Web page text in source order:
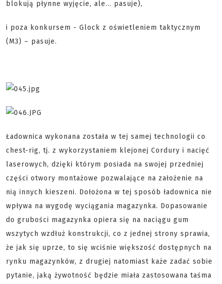
blokują płynne wyjęcie, ale… pasuje),
i poza konkursem - Glock z oświetleniem taktycznym
(M3) – pasuje.
Ładownica wykonana została w tej samej technologii co
chest-rig, tj. z wykorzystaniem klejonej Cordury i nacięć
laserowych, dzięki którym posiada na swojej przedniej
części otwory montażowe pozwalające na założenie na
nią innych kieszeni. Dołożona w tej sposób ładownica nie
wpływa na wygodę wyciągania magazynka. Dopasowanie
do grubości magazynka opiera się na naciągu gum
wszytych wzdłuż konstrukcji, co z jednej strony sprawia,
że jak się uprze, to się wciśnie większość dostępnych na
rynku magazynków, z drugiej natomiast każe zadać sobie
pytanie, jaką żywotność będzie miała zastosowana taśma